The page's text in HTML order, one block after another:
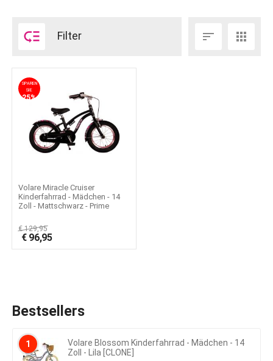
 Filter  
SPAREN
SIE
25%
Volare Miracle Cruiser
Kinderfahrrad - Mädchen - 14
Zoll - Mattschwarz - Prime
€129,95
€ 96,95
Bestsellers
1
Volare Blossom Kinderfahrrad - Mädchen - 14
Zoll - Lila [CLONE]